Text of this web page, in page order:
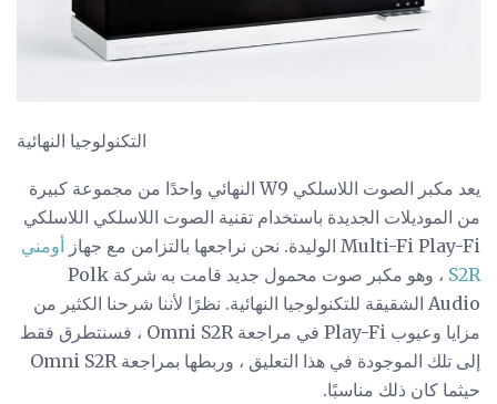
التكنولوجيا النهائية
يعد مكبر الصوت اللاسلكي W9 النهائي واحدًا من مجموعة كبيرة
من الموديلات الجديدة باستخدام تقنية الصوت اللاسلكي اللاسلكي
Multi-Fi Play-Fi الوليدة. نحن نراجعها بالتزامن مع جهاز
أومني
S2R
، وهو مكبر صوت محمول جديد قامت به شركة Polk
Audio الشقيقة للتكنولوجيا النهائية. نظرًا لأننا شرحنا الكثير من
مزايا وعيوب Play-Fi في مراجعة Omni S2R ، فسنتطرق فقط
إلى تلك الموجودة في هذا التعليق ، وربطها بمراجعة Omni S2R
حيثما كان ذلك مناسبًا.